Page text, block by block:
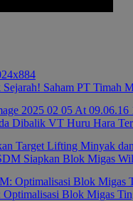
Saham PT Timah
Dibalik VT Huru Hara
Siapkan Blok Migas
Blok Migas